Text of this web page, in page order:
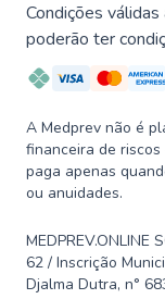
Condições
poderão ter
A Medprev não é
financeira de
paga apenas
ou anuidades.
MEDPREV.ONLINE
62 / Inscrição
Djalma Dutra, n°